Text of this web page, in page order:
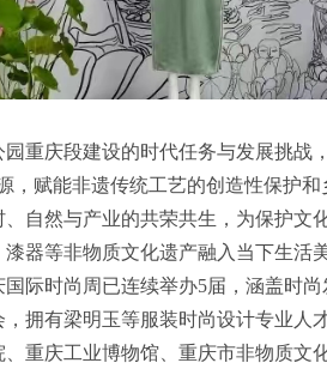
重庆段建设的时代任务与发展挑战
，赋能非遗传统工艺的创造性保护
自然与产业的共荣共生，为保护文
器等非物质文化遗产融入当下生活
际时尚周已连续举办5届，涵盖时
拥有梁明玉等服装时尚设计专业人
重庆工业博物馆、重庆市非物质文